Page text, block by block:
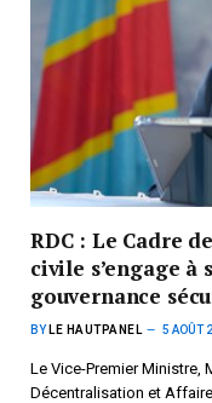
RDC : Le Cadre
civile s’engage
gouvernance
BY LE HAUTPANEL 5 AOÛT
Le Vice-Premier Ministre,
Décentralisation et